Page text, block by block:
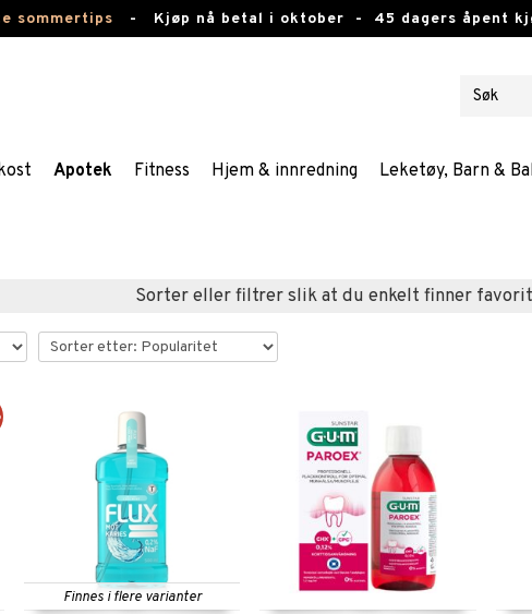
sommertips - Kjøp nå betal i oktober - 45 dagers åpent
Apotek Fitness Hjem & innredning Leketøy, Barn &
Sorter eller filtrer slik at du enkelt finner
Finnes i flere varianter